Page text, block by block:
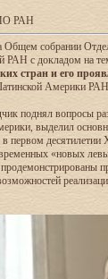
РАН
Общем собрании
РАН с докладом на
стран и его
Америки
поднял вопросы
выделил
первом
«новых